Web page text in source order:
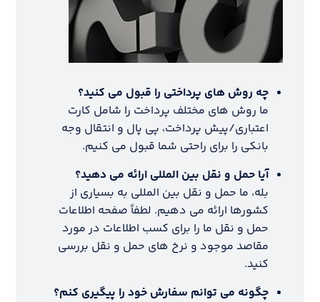
چه روش های پرداختی را قبول می کنید؟
ما روش های مختلف پرداخت را شامل کارت
اعتباری/پیش پرداخت، پی پال و انتقال وجه
بانکی را برای راحتی شما قبول می کنیم.
آیا حمل و نقل بین المللی ارائه می دهید؟
بله، ما حمل و نقل بین المللی به بسیاری از
کشورها ارائه می دهیم. لطفاً صفحه اطلاعات
حمل و نقل ما را برای کسب اطلاعات در مورد
مقاصد موجود و نرخ های حمل و نقل بررسی
کنید.
چگونه می توانم سفارش خود را پیگیری کنم؟